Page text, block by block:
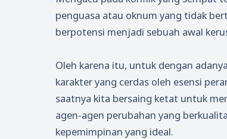
penguasa atau oknum yang tidak
berpotensi menjadi sebuah awal
Oleh karena itu, untuk dengan
karakter yang cerdas oleh esensi
saatnya kita bersaing ketat untuk
agen-agen perubahan yang
kepemimpinan yang ideal.